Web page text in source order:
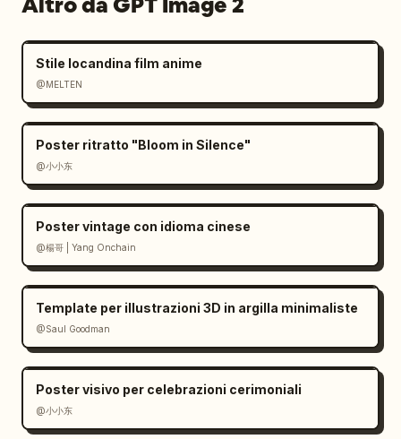
Stile locandina film anime
@MELTEN
Poster ritratto "Bloom in Silence"
@小小东
Poster vintage con idioma cinese
@楊哥 | Yang Onchain
Template per illustrazioni 3D in argilla minimaliste
@Saul Goodman
Poster visivo per celebrazioni cerimoniali
@小小东